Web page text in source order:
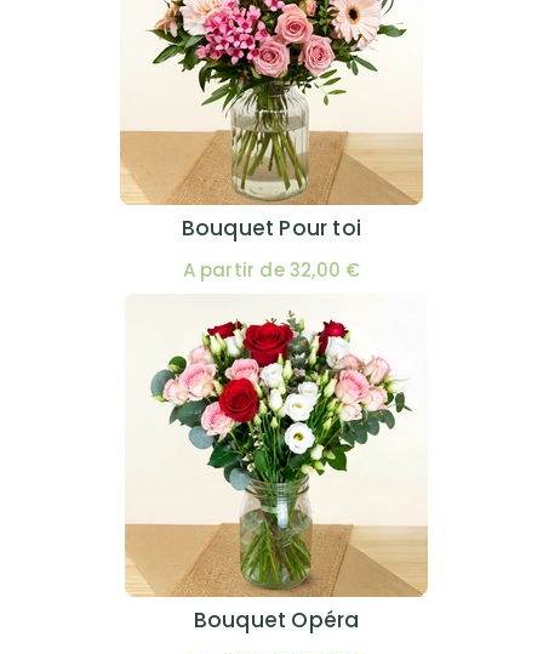
Bouquet Pour toi
A partir de 32,00 €
Bouquet Opéra